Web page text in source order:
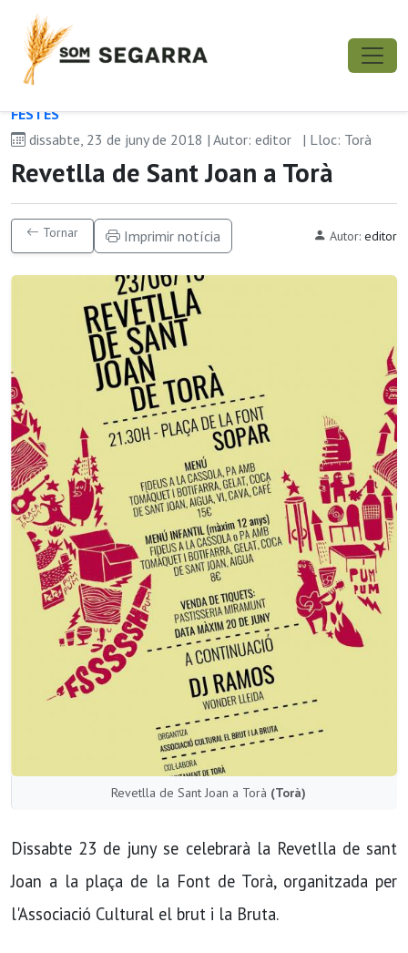
FESTES
dissabte, 23 de juny de 2018 | Autor: editor
| Lloc: Torà
Revetlla de Sant Joan a Torà
Tornar Imprimir notícia Autor: editor
Revetlla de Sant Joan a Torà (Torà)
Dissabte 23 de juny se celebrarà la Revetlla de sant
Joan a la plaça de la Font de Torà, organitzada per
l'Associació Cultural el brut i la Bruta.